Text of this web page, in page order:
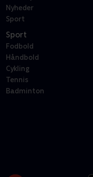
Nyheder
Sport
Sport
Fodbold
Håndbold
Cykling
Tennis
Badminton